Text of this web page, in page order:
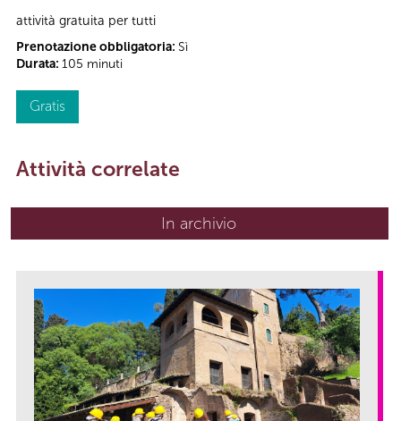
attività gratuita per tutti
Prenotazione obbligatoria: Sì
Durata: 105 minuti
Gratis
Attività correlate
In archivio